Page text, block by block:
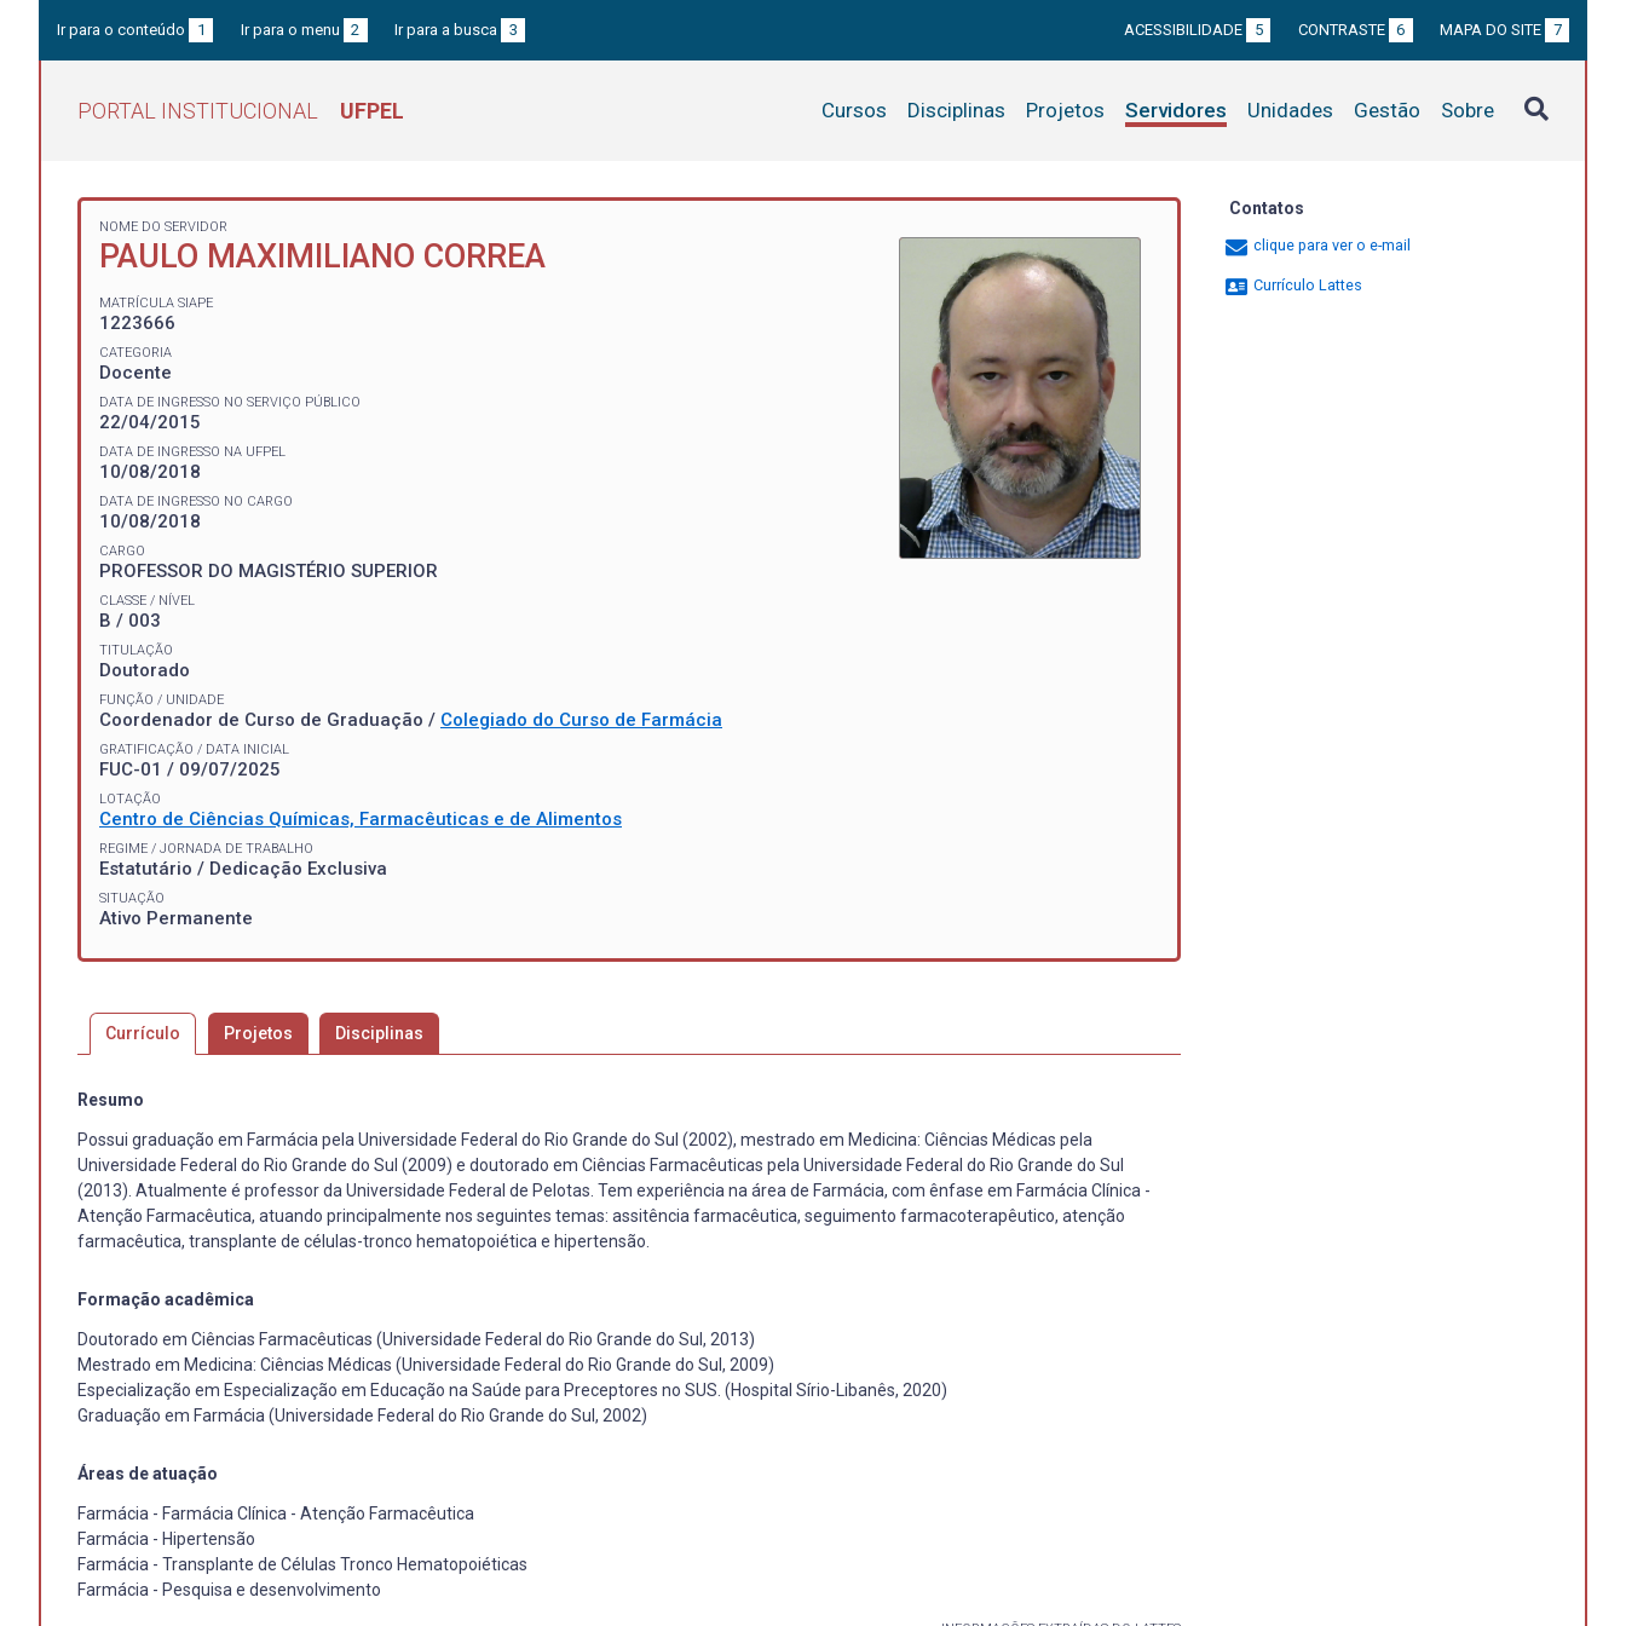
Ir para o conteúdo 1 Ir para o menu 2 Ir para a busca 3 ACESSIBILIDADE 5 CONTRASTE 6 MAPA DO SITE 7
PORTAL INSTITUCIONAL UFPEL Cursos Disciplinas Projetos Servidores Unidades Gestão Sobre
NOME DO SERVIDOR
PAULO MAXIMILIANO CORREA
MATRÍCULA SIAPE
1223666
CATEGORIA
Docente
DATA DE INGRESSO NO SERVIÇO PÚBLICO
22/04/2015
DATA DE INGRESSO NA UFPEL
10/08/2018
DATA DE INGRESSO NO CARGO
10/08/2018
CARGO
PROFESSOR DO MAGISTÉRIO SUPERIOR
CLASSE / NÍVEL
B / 003
TITULAÇÃO
Doutorado
FUNÇÃO / UNIDADE
Coordenador de Curso de Graduação / Colegiado do Curso de Farmácia
GRATIFICAÇÃO / DATA INICIAL
FUC-01 / 09/07/2025
LOTAÇÃO
Centro de Ciências Químicas, Farmacêuticas e de Alimentos
REGIME / JORNADA DE TRABALHO
Estatutário / Dedicação Exclusiva
SITUAÇÃO
Ativo Permanente
Currículo Projetos Disciplinas
Resumo
Possui graduação em Farmácia pela Universidade Federal do Rio Grande do Sul (2002), mestrado em Medicina: Ciências Médicas pela
Universidade Federal do Rio Grande do Sul (2009) e doutorado em Ciências Farmacêuticas pela Universidade Federal do Rio Grande do Sul
(2013). Atualmente é professor da Universidade Federal de Pelotas. Tem experiência na área de Farmácia, com ênfase em Farmácia Clínica -
Atenção Farmacêutica, atuando principalmente nos seguintes temas: assitência farmacêutica, seguimento farmacoterapêutico, atenção
farmacêutica, transplante de células-tronco hematopoiética e hipertensão.
Formação acadêmica
Doutorado em Ciências Farmacêuticas (Universidade Federal do Rio Grande do Sul, 2013)
Mestrado em Medicina: Ciências Médicas (Universidade Federal do Rio Grande do Sul, 2009)
Especialização em Especialização em Educação na Saúde para Preceptores no SUS. (Hospital Sírio-Libanês, 2020)
Graduação em Farmácia (Universidade Federal do Rio Grande do Sul, 2002)
Áreas de atuação
Farmácia - Farmácia Clínica - Atenção Farmacêutica
Farmácia - Hipertensão
Farmácia - Transplante de Células Tronco Hematopoiéticas
Farmácia - Pesquisa e desenvolvimento
Contatos
clique para ver o e-mail
Currículo Lattes